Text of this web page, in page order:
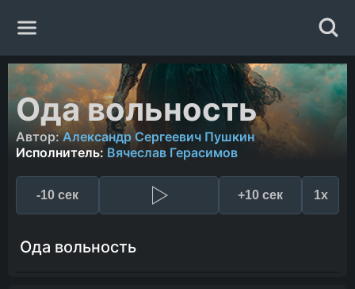
Главная
Жанры
Авторы
Исполнители
Ода вольность
Автор:Александр Сергеевич Пушкин
Исполнитель: Вячеслав Герасимов
-10 сек +10 сек 1x
Ода вольность